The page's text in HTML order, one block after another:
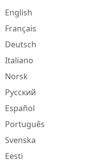
English
Français
Deutsch
Italiano
Norsk
Русский
Español
Português
Svenska
Eesti